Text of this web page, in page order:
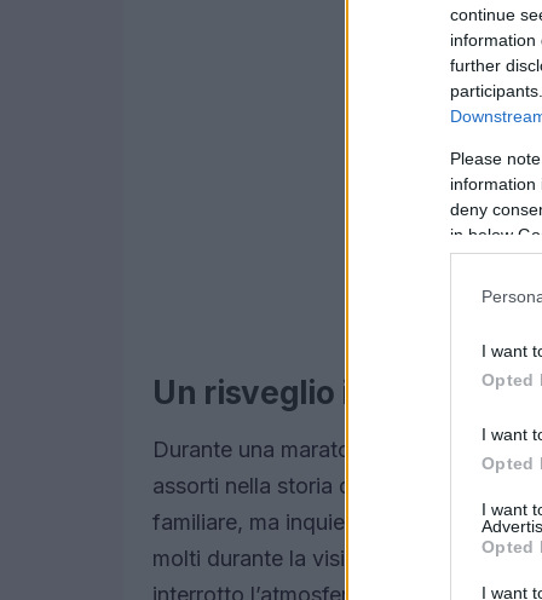
continue
information
further
Please
information
deny
in below
I want
Opted
I want
Opted
I want
Opted
I want
Un risveglio inquietante
Durante una maratona di Stranger
assorti nella storia di Hopper e
familiare, ma inquietante, irrompe: è l’
molti durante la visione dell’episodio